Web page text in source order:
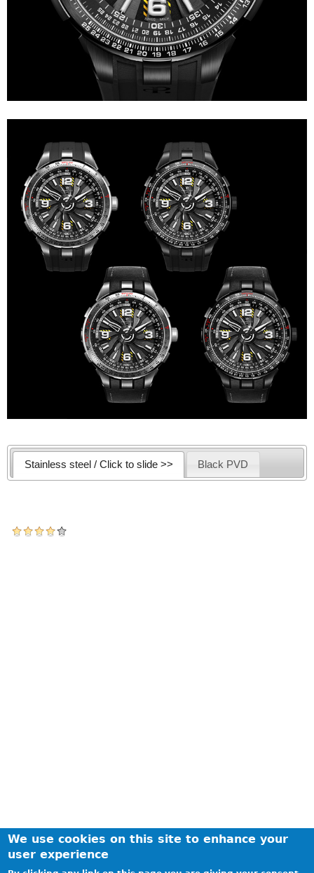
Stainless steel / Click to slide >> Black PVD
We use cookies on this site to enhance your
user experience